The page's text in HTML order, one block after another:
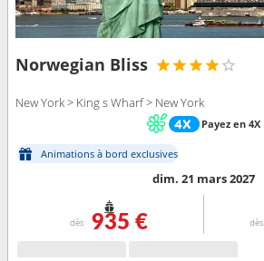
Norwegian Bliss
New York > King s Wharf > New York
Payez en 4X
Animations à bord exclusives
dim. 21 mars 2027
dès 935 € dès